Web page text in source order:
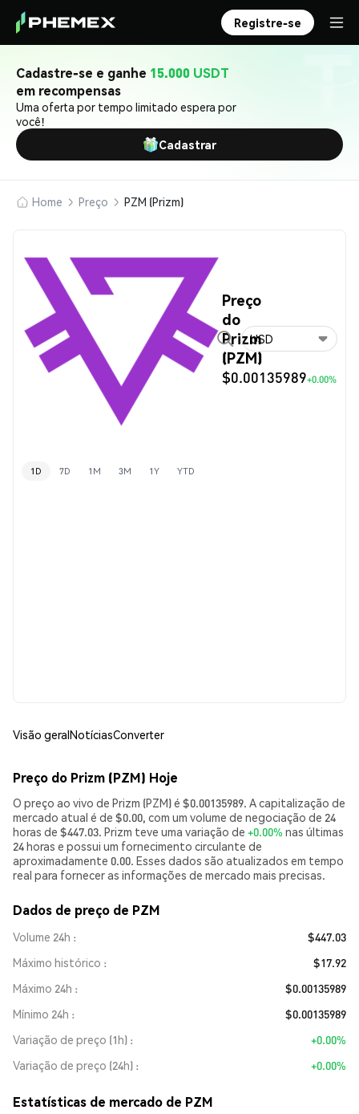
Registre-se
Cadastre-se e ganhe 15.000 USDT
em recompensas
Uma oferta por tempo limitado espera por
você!
Cadastrar
Home Preço PZM (Prizm)
Preço
do
Prizm
(PZM)
$0.00135989+0.00%
USD
1D 7D 1M 3M 1Y YTD
Visão geralNotíciasConverter
Preço do Prizm (PZM) Hoje
O preço ao vivo de Prizm (PZM) é $0.00135989. A capitalização de
mercado atual é de $0.00, com um volume de negociação de 24
horas de $447.03. Prizm teve uma variação de +0.00% nas últimas
24 horas e possui um fornecimento circulante de
aproximadamente 0.00. Esses dados são atualizados em tempo
real para fornecer as informações de mercado mais precisas.
Dados de preço de PZM
Volume 24h
$447.03
Máximo histórico
$17.92
Máximo 24h
$0.00135989
Mínimo 24h
$0.00135989
Variação de preço (1h)
+0.00%
Variação de preço (24h)
+0.00%
Estatísticas de mercado de PZM